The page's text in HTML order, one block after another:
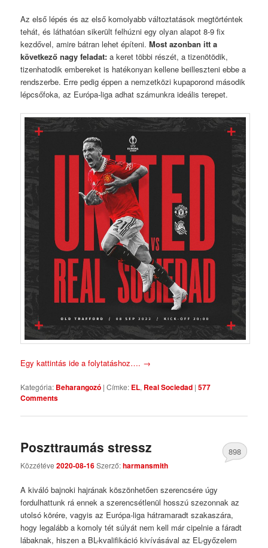
Az első lépés és az első komolyabb változtatások megtörténtek
tehát, és láthatóan sikerült felhúzni egy olyan alapot 8-9 fix
kezdővel, amire bátran lehet építeni.Most azonban itt a
következő nagy feladat: a keret többi részét, a tizenötödik,
tizenhatodik embereket is hatékonyan kellene beilleszteni ebbe a
rendszerbe. Erre pedig éppen a nemzetközi kupaporond második
lépcsőfoka, az Európa-liga adhat számunkra ideális terepet.
Egy kattintás ide a folytatáshoz…. →
Kategória: Beharangozó |Címke: EL, Real Sociedad |577
Comments
Poszttraumás stressz
Közzétéve2020-08-16Szerző:harmansmith
898
A kiváló bajnoki hajrának köszönhetően szerencsére úgy
fordulhattunk rá ennek a szerencsétlenül hosszú szezonnak az
utolsó körére, vagyis az Európa-liga hátramaradt szakaszára,
hogy legalább a komoly tét súlyát nem kell már cipelnie a fáradt
lábaknak, hiszen a BL-kvalifikáció kivívásával az EL-győzelem